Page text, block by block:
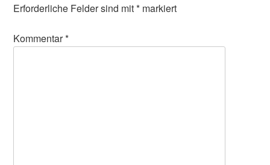
Erforderliche Felder sind mit* markiert
Kommentar*